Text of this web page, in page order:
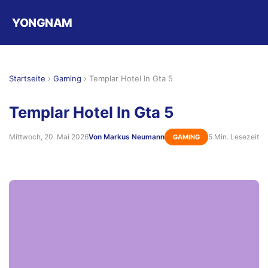
YONGNAM
Startseite › Gaming › Templar Hotel In Gta 5
Templar Hotel In Gta 5
Mittwoch, 20. Mai 2026Von Markus Neumann GAMING 5 Min. Lesezeit